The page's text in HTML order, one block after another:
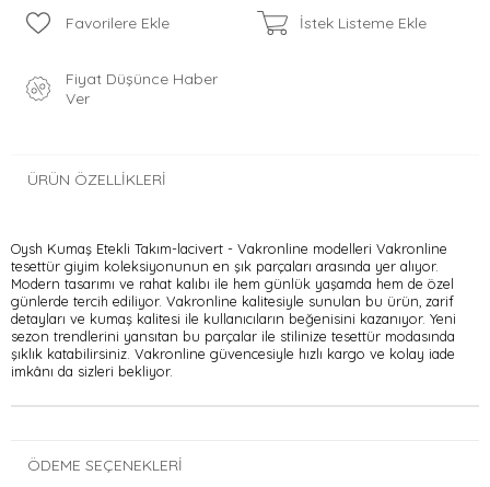
Favorilere Ekle İstek Listeme Ekle
Fiyat Düşünce Haber
Ver
ÜRÜN ÖZELLIKLERI
Oysh Kumaş Etekli Takım-lacivert - Vakronline modelleri Vakronline
tesettür giyim koleksiyonunun en şık parçaları arasında yer alıyor.
Modern tasarımı ve rahat kalıbı ile hem günlük yaşamda hem de özel
günlerde tercih ediliyor. Vakronline kalitesiyle sunulan bu ürün, zarif
detayları ve kumaş kalitesi ile kullanıcıların beğenisini kazanıyor. Yeni
sezon trendlerini yansıtan bu parçalar ile stilinize tesettür modasında
şıklık katabilirsiniz. Vakronline güvencesiyle hızlı kargo ve kolay iade
imkânı da sizleri bekliyor.
ÖDEME SEÇENEKLERI